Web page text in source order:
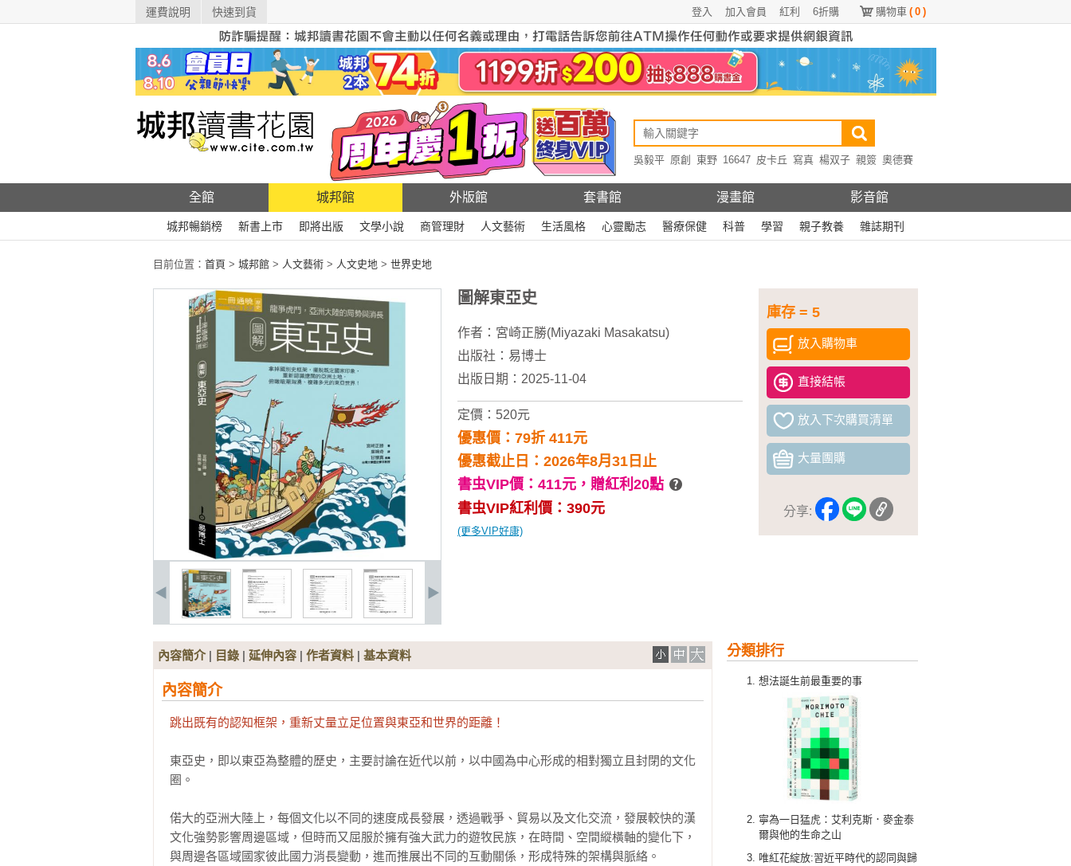
運費說明 快速到貨 購物車 ( 0 )
6折購
紅利
加入會員
登入
吳毅平 原創 東野 16647 皮卡丘 寫真 楊双子 親簽 奧德賽
全館 城邦館 外版館 套書館 漫畫館 影音館
城邦暢銷榜 新書上市 即將出版 文學小說 商管理財 人文藝術 生活風格 心靈勵志 醫療保健 科普 學習 親子教養 雜誌期刊
目前位置： 首頁 > 城邦館 > 人文藝術 > 人文史地 > 世界史地
庫存 = 5
放入購物車
直接結帳
放入下次購買清單
大量團購
分享:
圖解東亞史
作者： 宮崎正勝(Miyazaki Masakatsu)
出版社： 易博士
出版日期：2025-11-04
定價：520元
優惠價：79折 411元
優惠截止日：2026年8月31日止
書虫VIP價：411元， 贈紅利20點
書虫VIP紅利價：390元
(更多VIP好康)
分類排行
想法誕生前最重要的事
寧為一日猛虎：艾利克斯．麥金泰
爾與他的生命之山
唯紅花綻放:習近平時代的認同與歸
內容簡介| 目錄 | 延伸內容 | 作者資料 | 基本資料
內容簡介
跳出既有的認知框架，重新丈量立足位置與東亞和世界的距離！
東亞史，即以東亞為整體的歷史，主要討論在近代以前，以中國為中心形成的相對獨立且封閉的文化
圈。
偌大的亞洲大陸上，每個文化以不同的速度成長發展，透過戰爭、貿易以及文化交流，發展較快的漢
文化強勢影響周邊區域，但時而又屈服於擁有強大武力的遊牧民族，在時間、空間縱橫軸的變化下，
與周邊各區域國家彼此國力消長變動，進而推展出不同的互動關係，形成特殊的架構與脈絡。